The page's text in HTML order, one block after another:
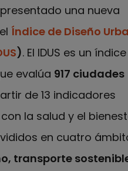
una nueva
Índice de Diseño
). El IDUS es un índice
evalúa 917 ciudades
de 13 indicadores
la salud y el
en cuatro
transporte